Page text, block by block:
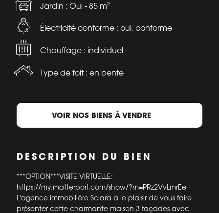
Jardin : Oui - 85 m²
Électricité conforme : oui, conforme
Chauffage : individuel
Type de toit : en pente
VOIR NOS BIENS À VENDRE
DESCRIPTION DU BIEN
***OPTION***VISITE VIRTUELLE:
https://my.matterport.com/show/?m=PRz2VvLmrEe -
L'agence immobilière Sciara a le plaisir de vous faire
présenter cette charmante maison 3 façades avec